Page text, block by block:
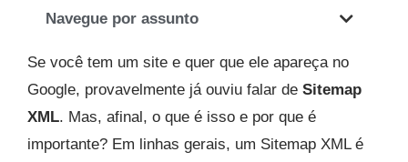
Navegue por assunto
Se você tem um site e quer que ele apareça no
Google, provavelmente já ouviu falar de Sitemap
XML. Mas, afinal, o que é isso e por que é
importante? Em linhas gerais, um Sitemap XML é